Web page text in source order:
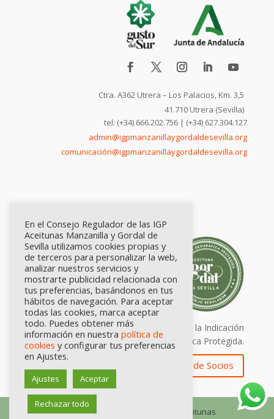
Ctra. A362 Utrera – Los Palacios, Km. 3,5
41.710 Utrera (Sevilla)
tel: (+34) 666.202.756 | (+34) 627.304.127
admin@igpmanzanillaygordaldesevilla.org
comunicación@igpmanzanillaygordaldesevilla.org
Calidad certificada por Origen. Sellos de la Indicación
Geográfica Protegida.
Zona de Socios
© Consejo Regulador de las IGP Aceitunas
En el Consejo Regulador de las IGP
Aceitunas Manzanilla y Gordal de
Sevilla utilizamos cookies propias y
de terceros para personalizar la web,
analizar nuestros servicios y
mostrarte publicidad relacionada con
tus preferencias, basándonos en tus
hábitos de navegación. Para aceptar
todas las cookies, marca aceptar
todo. Puedes obtener más
información en nuestra política de
cookies y configurar tus preferencias
en Ajustes.
Ajustes Aceptar
Rechazar todo